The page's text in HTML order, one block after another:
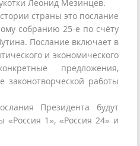
Леонид Мезинцев.
страны это послание
собранию 25-е по счёту
Послание включает в
и экономического
предложения,
законотворческой работы
Президента будут
«Россия 1», «Россия 24» и